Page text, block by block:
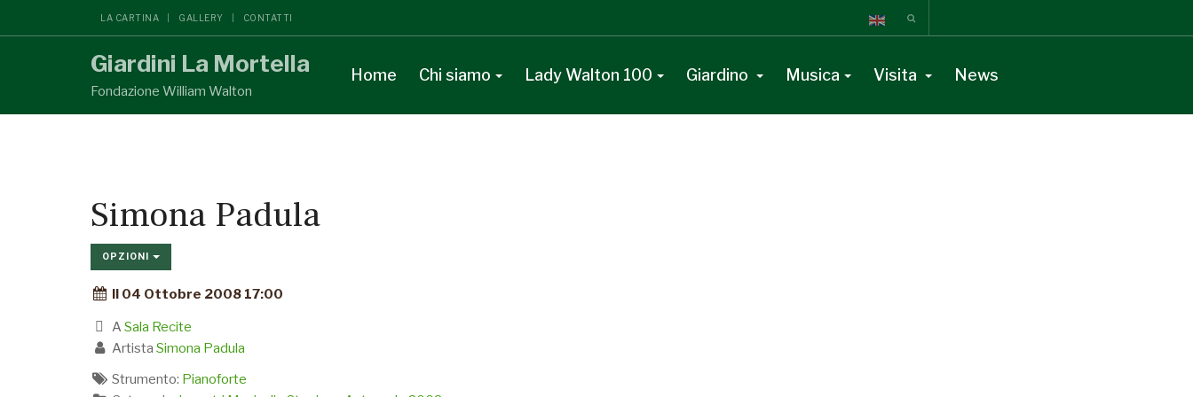
LA CARTINA GALLERY CONTATTI
Giardini La Mortella
Fondazione William Walton
Home Chi siamo Lady Walton 100 Giardino Musica Visita News
Simona Padula
OPZIONI
Il 04 Ottobre 2008 17:00
A Sala Recite
Artista Simona Padula
Strumento: Pianoforte